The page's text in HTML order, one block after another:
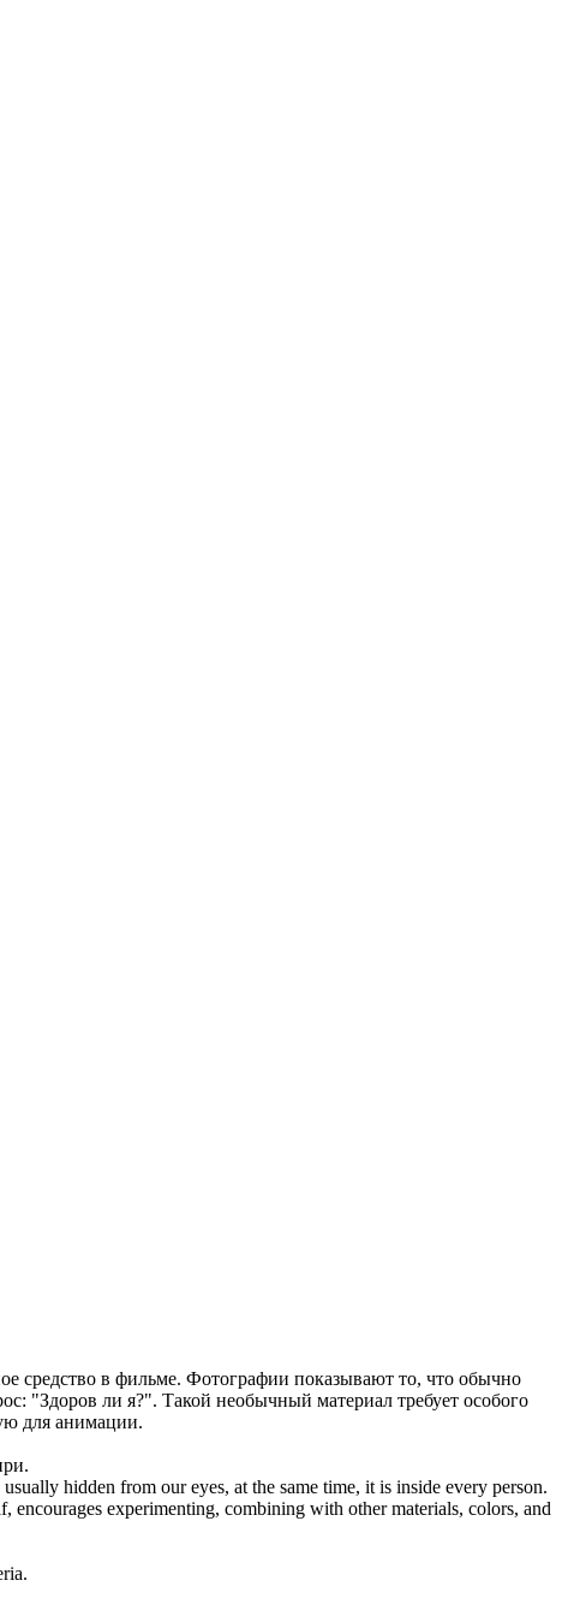
средство в фильме. Фотографии показывают то, что обычно
"Здоров ли я?". Такой необычный материал требует особого
для анимации.
hidden from our eyes, at the same time, it is inside every person.
experimenting, combining with other materials, colors, and